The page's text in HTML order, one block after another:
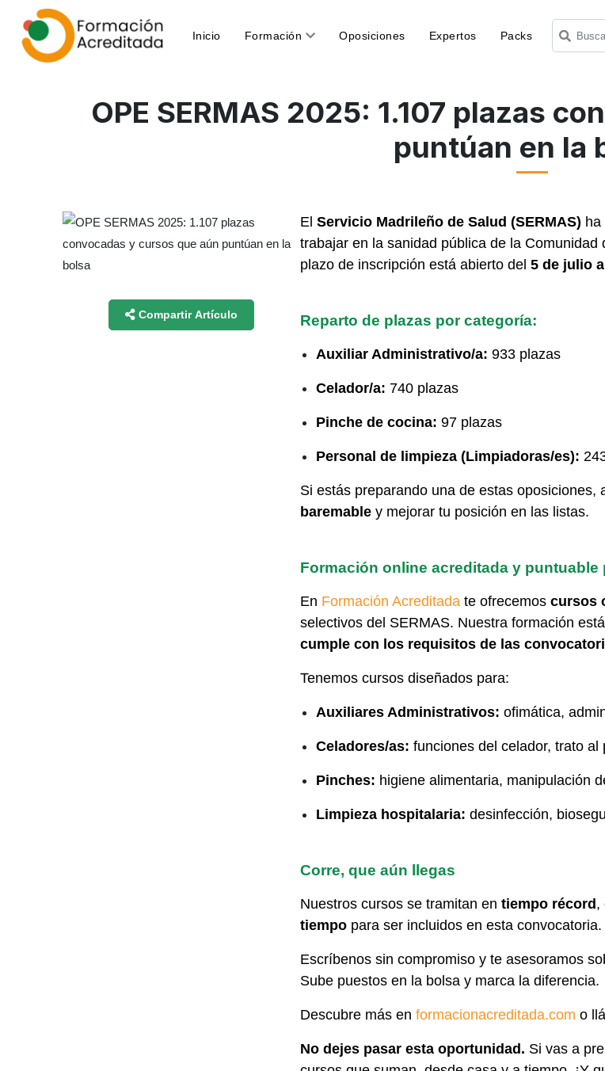
Inicio(current)Formación Oposiciones Expertos Packs
OPE SERMAS 2025: 1.107 plazas
puntúan en la
Compartir Artículo
ElServicio Madrileño de Salud (SERMAS)
trabajar en la sanidad pública de la
plazo de inscripción está abierto del5 de julio
Reparto de plazas por categoría:
Auxiliar Administrativo/a: 933 plazas
Celador/a: 740 plazas
Pinche de cocina: 97 plazas
Personal de limpieza (Limpiadoras/es):
Si estás preparando una de estas
baremable y mejorar tu posición en las listas.
Formación online acreditada y puntuable
En Formación Acreditada te ofrecemoscursos
selectivos del SERMAS. Nuestra formación
cumple con los requisitos de las
Tenemos cursos diseñados para:
Auxiliares Administrativos: ofimática,
Celadores/as: funciones del celador, trato
Pinches: higiene alimentaria, manipulación
Limpieza hospitalaria: desinfección,
Corre, que aún llegas
Nuestros cursos se tramitan entiempo récord ,
tiempo para ser incluidos en esta convocatoria.
Escríbenos sin compromiso y te asesoramos
Sube puestos en la bolsa y marca la diferencia.
Descubre más enformacionacreditada.com o
No dejes pasar esta oportunidad. Si vas a